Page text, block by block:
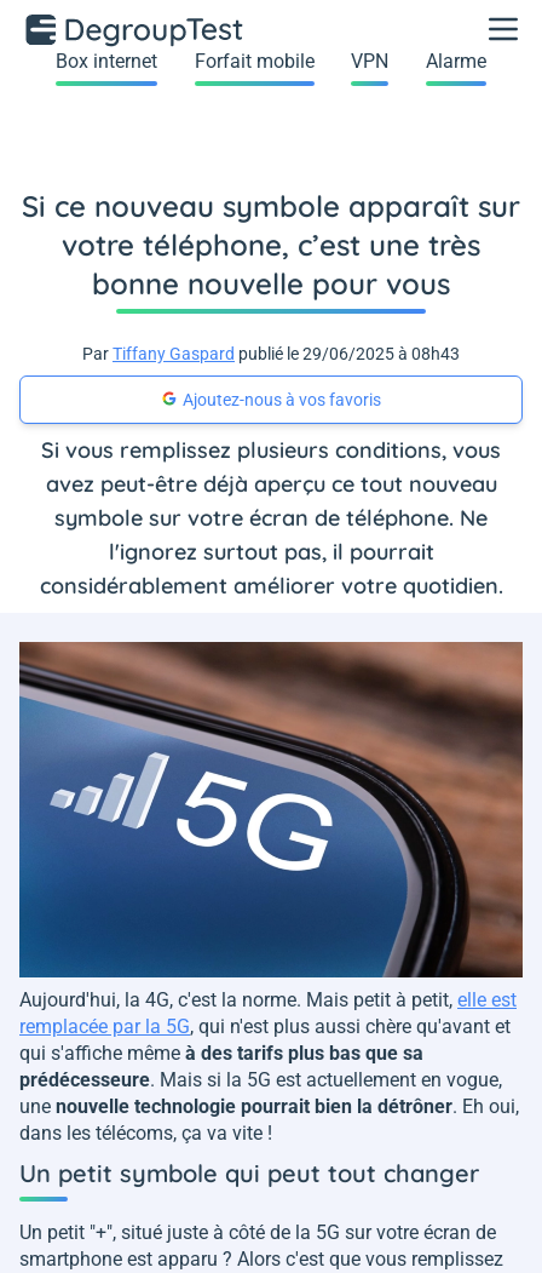
Box internet Forfait mobile VPN Alarme
Si ce nouveau symbole apparaît sur
votre téléphone, c’est une très
bonne nouvelle pour vous
ParTiffany Gaspard publié le 29/06/2025 à 08h43
Ajoutez-nous à vos favoris
Si vous remplissez plusieurs conditions, vous
avez peut-être déjà aperçu ce tout nouveau
symbole sur votre écran de téléphone. Ne
l'ignorez surtout pas, il pourrait
considérablement améliorer votre quotidien.
Aujourd'hui, la 4G, c'est la norme. Mais petit à petit, elle est
remplacée par la 5G, qui n'est plus aussi chère qu'avant et
qui s'affiche même à des tarifs plus bas que sa
prédécesseure. Mais si la 5G est actuellement en vogue,
une nouvelle technologie pourrait bien la détrôner. Eh oui,
dans les télécoms, ça va vite !
Un petit symbole qui peut tout changer
Un petit "+", situé juste à côté de la 5G sur votre écran de
smartphone est apparu ? Alors c'est que vous remplissez